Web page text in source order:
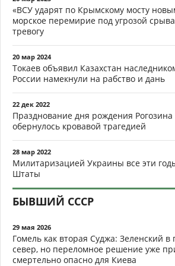
«ВСУ ударят по Крымскому мосту
морское перемирие под угрозой
тревогу
20 мар 2024
Токаев объявил Казахстан
России намекнули на рабство и дань
22 дек 2022
Празднование дня рождения
обернулось кровавой трагедией
28 мар 2022
Милитаризацией Украины все эти
Штаты
БЫВШИЙ СССР
29 мая 2026
Гомель как вторая Суджа: Зеленский в
север, но переломное решение уже
смертельно опасно для Киева